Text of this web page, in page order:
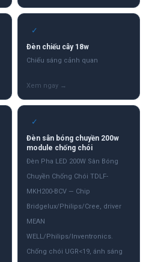
✓
Đèn chiếu cây 18w
Chiếu sáng cảnh quan
✓
Đèn sân bóng chuyền 200w
module chống chói
Đèn Pha LED 200W Sân Bóng
Chuyền Chống Chói TDLF-
MKH200-BCV — Chip
Bridgelux/Philips/Cree, driver
MEAN
WELL/Philips/Inventronics.
Chống chói UGR<19, ánh sáng